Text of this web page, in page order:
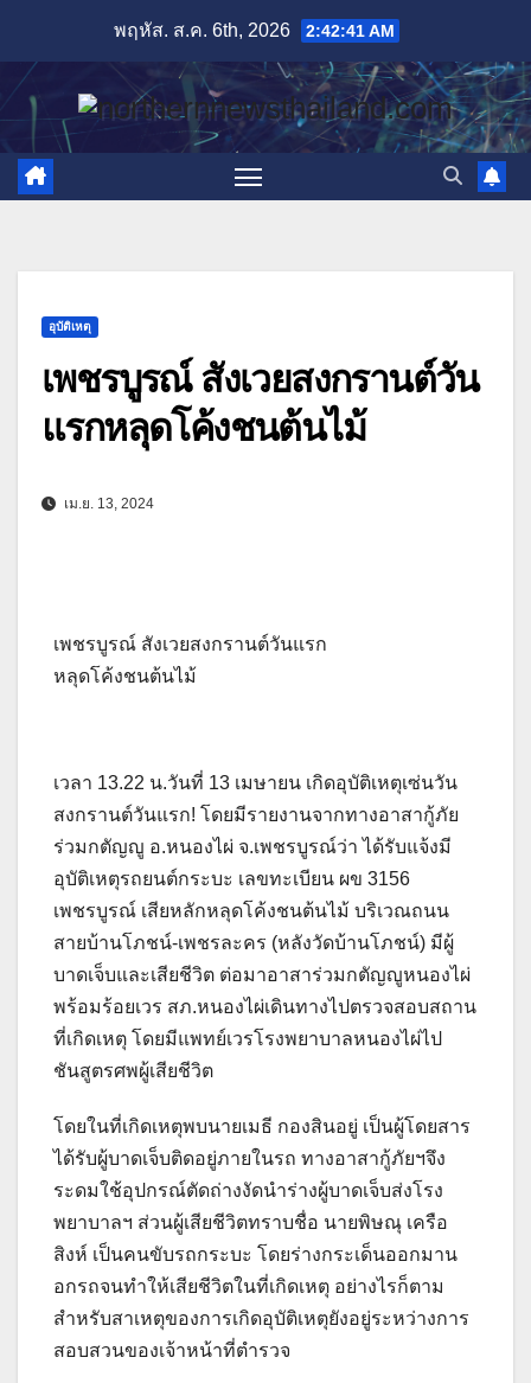
content
พฤหัส. ส.ค. 6th, 2026 2:42:42 AM
อุบัติเหตุ
เพชรบูรณ์ สังเวยสงกรานต์วัน
แรกหลุดโค้งชนต้นไม้
เม.ย. 13, 2024
เพชรบูรณ์ สังเวยสงกรานต์วันแรก
หลุดโค้งชนต้นไม้
เวลา 13.22 น.วันที่ 13 เมษายน เกิดอุบัติเหตุเซ่นวัน
สงกรานต์วันแรก! โดยมีรายงานจากทางอาสากู้ภัย
ร่วมกตัญญู อ.หนองไผ่ จ.เพชรบูรณ์ว่า ได้รับแจ้งมี
อุบัติเหตุรถยนต์กระบะ เลขทะเบียน ผข 3156
เพชรบูรณ์ เสียหลักหลุดโค้งชนต้นไม้ บริเวณถนน
สายบ้านโภชน์-เพชรละคร (หลังวัดบ้านโภชน์) มีผู้
บาดเจ็บและเสียชีวิต ต่อมาอาสาร่วมกตัญญูหนองไผ่
พร้อมร้อยเวร สภ.หนองไผ่เดินทางไปตรวจสอบสถาน
ที่เกิดเหตุ โดยมีแพทย์เวรโรงพยาบาลหนองไผ่ไป
ชันสูตรศพผู้เสียชีวิต
โดยในที่เกิดเหตุพบนายเมธี กองสินอยู่ เป็นผู้โดยสาร
ได้รับผู้บาดเจ็บติดอยู่ภายในรถ ทางอาสากู้ภัยฯจึง
ระดมใช้อุปกรณ์ตัดถ่างงัดนำร่างผู้บาดเจ็บส่งโรง
พยาบาลฯ ส่วนผู้เสียชีวิตทราบชื่อ นายพิษณุ เครือ
สิงห์ เป็นคนขับรถกระบะ โดยร่างกระเด็นออกมาน
อกรถจนทำให้เสียชีวิตในที่เกิดเหตุ อย่างไรก็ตาม
สำหรับสาเหตุของการเกิดอุบัติเหตุยังอยู่ระหว่างการ
สอบสวนของเจ้าหน้าที่ตำรวจ